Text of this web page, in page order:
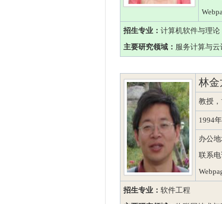
招生专业： 计算机软件与理论
主要研究领域： 服务计算与
林金
教授
1994
办公
联系
招生专业： 软件工程